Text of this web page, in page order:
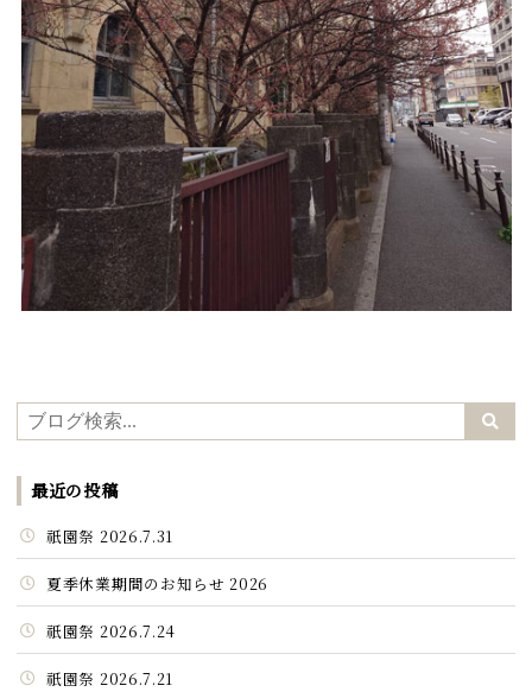
最近の投稿
祇園祭 2026.7.31
夏季休業期間のお知らせ 2026
祇園祭 2026.7.24
祇園祭 2026.7.21